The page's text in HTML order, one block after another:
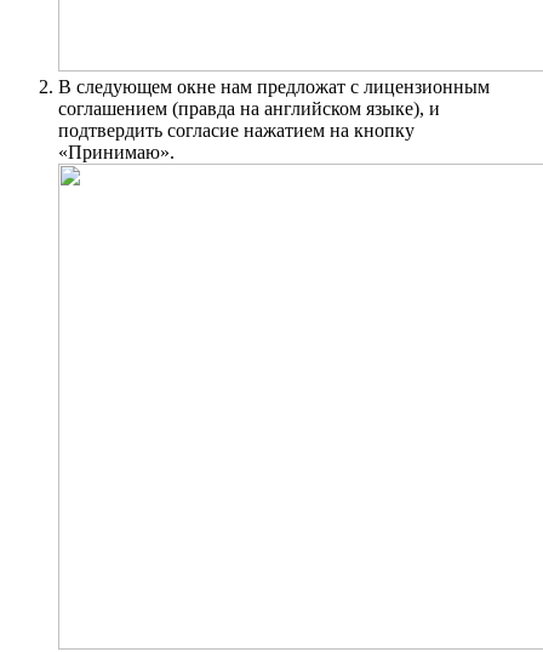
В следующем окне нам предложат с лицензионным
соглашением (правда на английском языке), и
подтвердить согласие нажатием на кнопку
«Принимаю».